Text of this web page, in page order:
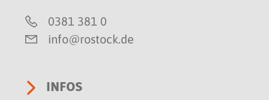
0381 381 0
info@rostock.de
INFOS